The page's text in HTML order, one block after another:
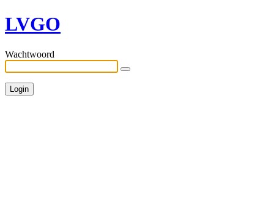
LVGO
Wachtwoord